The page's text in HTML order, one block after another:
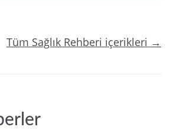
Tüm Sağlık Rehberi içerikleri →